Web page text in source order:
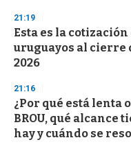
d
s
21:19
Esta es la
uruguayos al cierre
2026
21:16
¿Por qué está lenta
BROU, qué alcance
hay y cuándo se